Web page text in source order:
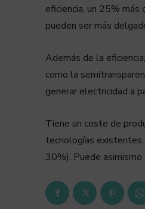
eficiencia, un 25%
pueden ser más
Además de la
como la
generar electricidad a
Tiene un coste de
tecnologías existentes,
30%). Puede